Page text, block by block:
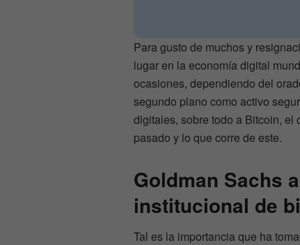
Para gusto de muchos y
lugar en la economía digital
ocasiones, dependiendo del
segundo plano como activo
digitales, sobre todo a Bitcoin,
pasado y lo que corre de este.
Goldman Sachs
institucional de b
Tal es la importancia que ha